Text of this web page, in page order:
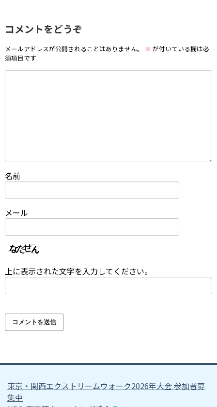
コメントをどうぞ
メールアドレスが公開されることはありません。 ※ が付いている欄は必
須項目です
名前
メール
上に表示された文字を入力してください。
東京・関西エクストリームウォーク2026年大会 参加者募
集中